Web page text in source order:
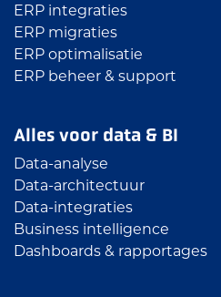
ERP integraties
ERP migraties
ERP optimalisatie
ERP beheer & support
Alles voor data & BI
Data-analyse
Data-architectuur
Data-integraties
Business intelligence
Dashboards & rapportages